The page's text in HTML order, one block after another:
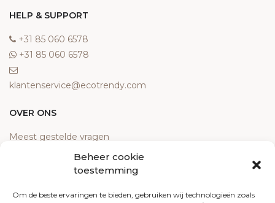
Beheer cookie
toestemming
Om de beste ervaringen te bieden, gebruiken wij technologieën zoals
HELP & SUPPORT
‎+31 85 060 6578
‎+31 85 060 6578
klantenservice@ecotrendy.com
OVER ONS
Meest gestelde vragen
Algemene voorwaarden
Klachten